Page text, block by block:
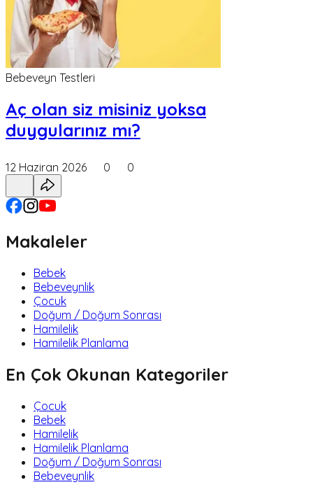
Bebeveyn Testleri
Aç olan siz misiniz yoksa
duygularınız mı?
12 Haziran 2026 0 0
Makaleler
Bebek
Bebeveynlik
Çocuk
Doğum / Doğum Sonrası
Hamilelik
Hamilelik Planlama
En Çok Okunan Kategoriler
Çocuk
Bebek
Hamilelik
Hamilelik Planlama
Doğum / Doğum Sonrası
Bebeveynlik